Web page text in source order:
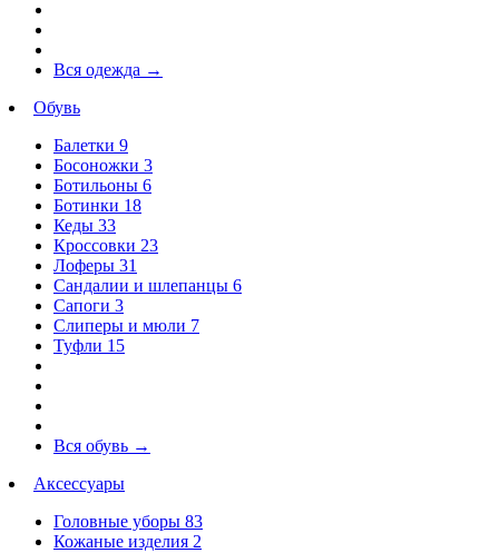
Вся одежда →
Обувь
Балетки 9
Босоножки 3
Ботильоны 6
Ботинки 18
Кеды 33
Кроссовки 23
Лоферы 31
Сандалии и шлепанцы 6
Сапоги 3
Слиперы и мюли 7
Туфли 15
Вся обувь →
Аксессуары
Головные уборы 83
Кожаные изделия 2